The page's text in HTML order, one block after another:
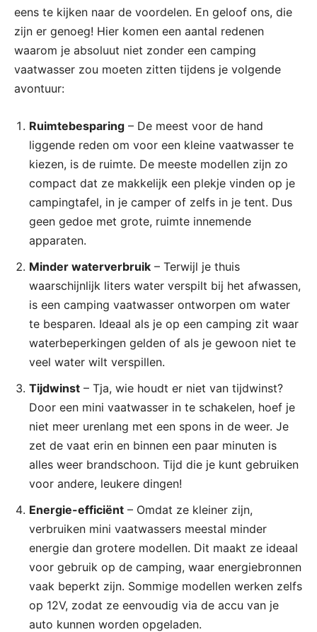
eens te kijken naar de voordelen. En geloof ons, die
zijn er genoeg! Hier komen een aantal redenen
waarom je absoluut niet zonder een camping
vaatwasser zou moeten zitten tijdens je volgende
avontuur:
Ruimtebesparing – De meest voor de hand
liggende reden om voor een kleine vaatwasser te
kiezen, is de ruimte. De meeste modellen zijn zo
compact dat ze makkelijk een plekje vinden op je
campingtafel, in je camper of zelfs in je tent. Dus
geen gedoe met grote, ruimte innemende
apparaten.
Minder waterverbruik – Terwijl je thuis
waarschijnlijk liters water verspilt bij het afwassen,
is een camping vaatwasser ontworpen om water
te besparen. Ideaal als je op een camping zit waar
waterbeperkingen gelden of als je gewoon niet te
veel water wilt verspillen.
Tijdwinst – Tja, wie houdt er niet van tijdwinst?
Door een mini vaatwasser in te schakelen, hoef je
niet meer urenlang met een spons in de weer. Je
zet de vaat erin en binnen een paar minuten is
alles weer brandschoon. Tijd die je kunt gebruiken
voor andere, leukere dingen!
Energie-efficiënt – Omdat ze kleiner zijn,
verbruiken mini vaatwassers meestal minder
energie dan grotere modellen. Dit maakt ze ideaal
voor gebruik op de camping, waar energiebronnen
vaak beperkt zijn. Sommige modellen werken zelfs
op 12V, zodat ze eenvoudig via de accu van je
auto kunnen worden opgeladen.